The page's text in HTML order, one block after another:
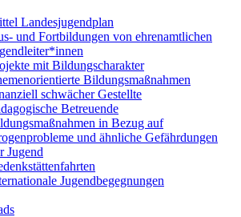
Landesjugendplan
und Fortbildungen von ehrenamtlichen
mit Bildungscharakter
Bildungsmaßnahmen
schwächer Gestellte
Betreuende
in Bezug auf
und ähnliche Gefährdungen
Jugend
Jugendbegegnungen